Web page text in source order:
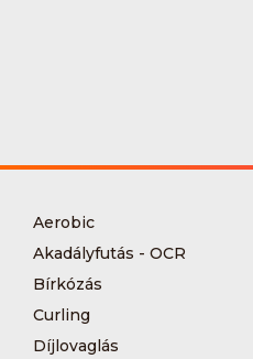
Aerobic
Akadályfutás - OCR
Bírkózás
Curling
Díjlovaglás